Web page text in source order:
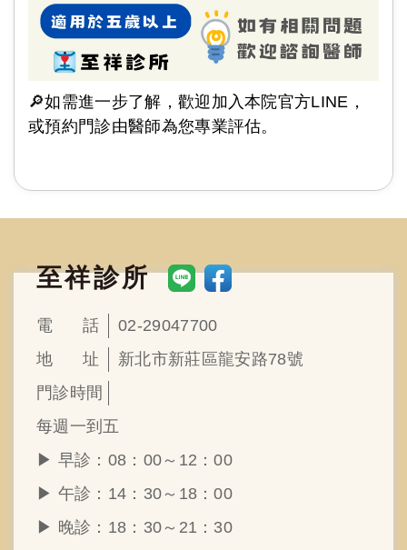
🔎如需進一步了解，歡迎加入本院官方LINE，
或預約門診由醫師為您專業評估。
至祥診所
電 話
02-29047700
地
址
新北市新莊區龍安路78號
門診時間
每週一到五
▶︎ 早診：08：00～12：00
▶︎ 午診：14：30～18：00
▶︎ 晚診：18：30～21：30